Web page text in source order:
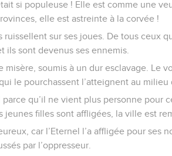
si populeuse ! Elle est comme une
elle est astreinte à la corvée !
sur ses joues. De tous ceux
ils sont devenus ses ennemis.
misère, soumis à un dur esclavage. Le
le pourchassent l’atteignent au milieu
qu’il ne vient plus personne pour
filles sont affligées, la ville est
car l’Eternel l’a affligée pour ses
par l’oppresseur.